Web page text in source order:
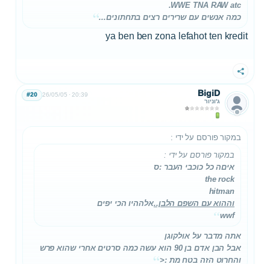
WWE TNA RAW atc.
כמה אנשים עם שרירים רצים בתחתונים...
ya ben ben zona lefahot ten kredit
שתף
BigiD
ג'וניור
26/05/05 20:39
#20
במקור פורסם על ידי :
במקור פורסם על ידי :
איםה כל כוכבי העבר :ס
the rock
hitman
וההוא עם השפם הלבן..אלההיו הכי יפים
wwf
אתה מדבר על אולקוגן
אבל הבן אדם בן 90 הוא עשה כמה סרטים אחרי שהוא פרש
והחרוט הזה בטח מת :<